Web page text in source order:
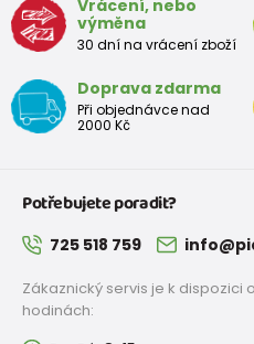
Vrácení, nebo
výměna
30 dní na vrácení zboží
Doprava zdarma
Při objednávce nad
2000 Kč
Potřebujete poradit?
725 518 759
Zákaznický servis je k dispozici
hodinách: